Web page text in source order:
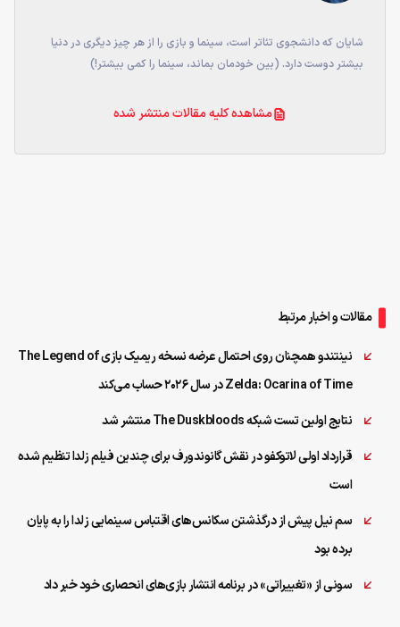
شایان که دانشجوی تئاتر است، سینما و بازی را از هر چیز دیگری در دنیا
بیشتر دوست دارد. (بین خودمان بماند، سینما را کمی بیشتر!)
مشاهده کلیه مقالات منتشر شده
مقالات و اخبار مرتبط
نینتندو همچنان روی احتمال عرضه نسخه ریمیک بازی The Legend of
Zelda: Ocarina of Time در سال ۲۰۲۶ حساب می‌کند
نتایج اولین تست شبکه The Duskbloods منتشر شد
قرارداد اولی لاتوکفو در نقش گانوندورف برای چندین فیلم زلدا تنظیم شده
است
سم نیل پیش از درگذشتن سکانس‌‌های اقتباس سینمایی زلدا را به پایان
برده بود
سونی از «تغییراتی» در برنامه انتشار بازی‌های انحصاری خود خبر داد